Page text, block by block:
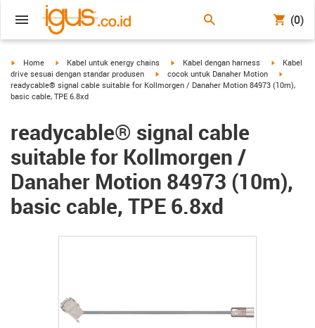
(0)
igus-icon-arrow-right
Home igus-icon-arrow-right
Kabel untuk energy chains igus-icon-arrow-right
Kabel dengan harness igus-icon-
Kabel
drive sesuai dengan standar produsen
igus-icon-arrow-right
cocok untuk Danaher Motion
readycable® signal cable suitable for Kollmorgen / Danaher Motion 84973 (10m),
basic cable, TPE 6.8xd
readycable® signal cable
suitable for Kollmorgen /
Danaher Motion 84973 (10m),
basic cable, TPE 6.8xd